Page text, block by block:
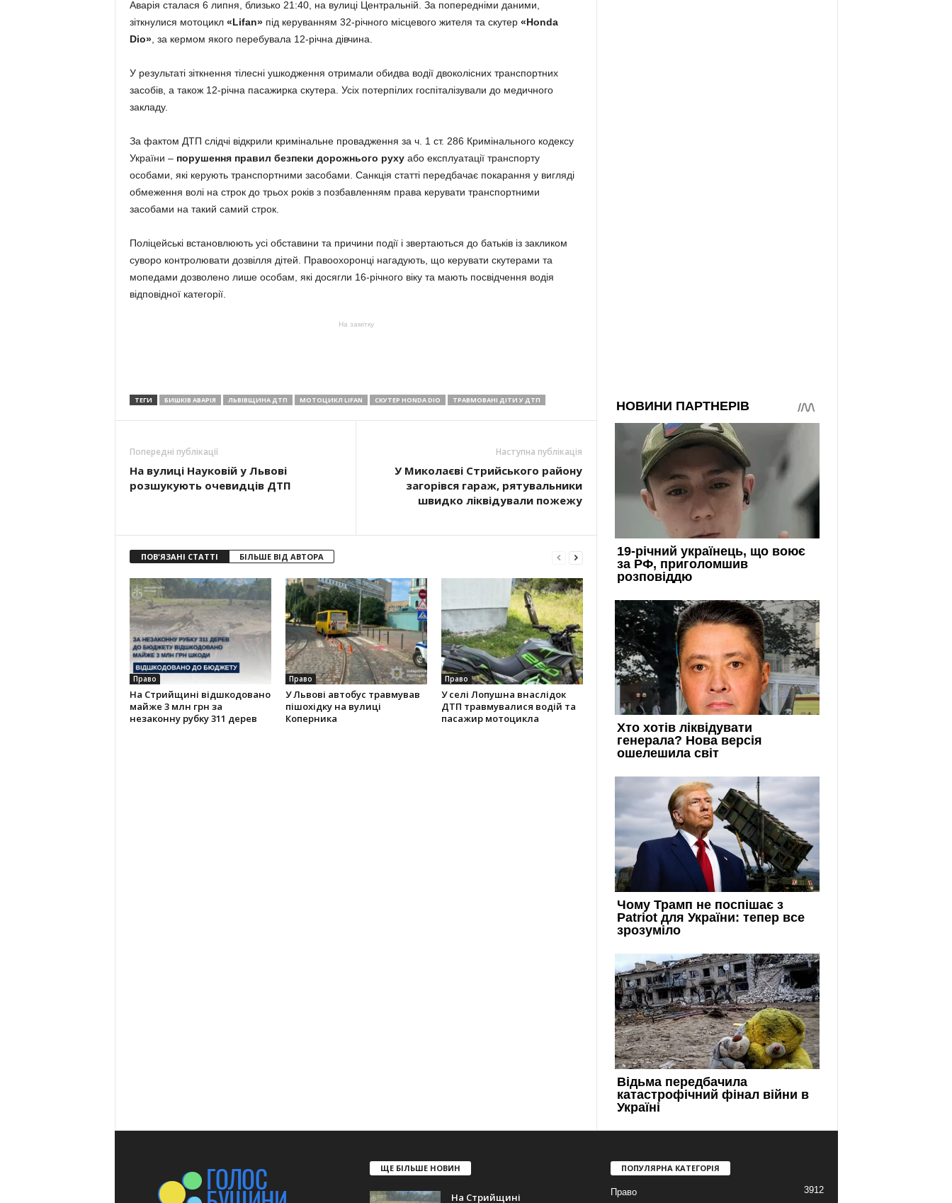
Аварія сталася 6 липня, близько 21:40, на вулиці Центральній. За попередніми даними,
зіткнулися мотоцикл «Lifan»під керуванням 32-річного місцевого жителя та скутер «Honda
Dio», за кермом якого перебувала 12-річна дівчина.
У результаті зіткнення тілесні ушкодження отримали обидва водії двоколісних транспортних
засобів, а також 12-річна пасажирка скутера. Усіх потерпілих госпіталізували до медичного
закладу.
За фактом ДТП слідчі відкрили кримінальне провадження за ч. 1 ст. 286 Кримінального кодексу
України – порушення правил безпеки дорожнього рухуабо експлуатації транспорту
особами, які керують транспортними засобами. Санкція статті передбачає покарання у вигляді
обмеження волі на строк до трьох років з позбавленням права керувати транспортними
засобами на такий самий строк.
Поліцейські встановлюють усі обставини та причини події і звертаються до батьків із закликом
суворо контролювати дозвілля дітей. Правоохоронці нагадують, що керувати скутерами та
мопедами дозволено лише особам, які досягли 16-річного віку та мають посвідчення водія
відповідної категорії.
На замітку
ТЕГИ БИШКІВ АВАРІЯ ЛЬВІВЩИНА ДТП МОТОЦИКЛ LIFAN СКУТЕР HONDA DIO ТРАВМОВАНІ ДІТИ У ДТП
Попередні публікації
На вулиці Науковій у Львові
розшукують очевидців ДТП
Наступна публікація
У Миколаєві Стрийського району
загорівся гараж, рятувальники
швидко ліквідували пожежу
ПОВ'ЯЗАНІ СТАТТІ БІЛЬШЕ ВІД АВТОРА
Право
На Стрийщині відшкодовано
майже 3 млн грн за
незаконну рубку 311 дерев
Право
У Львові автобус травмував
пішохідку на вулиці
Коперника
Право
У селі Лопушна внаслідок
ДТП травмувалися водій та
пасажир мотоцикла
ЩЕ БІЛЬШЕ НОВИН
На Стрийщині
ПОПУЛЯРНА КАТЕГОРІЯ
Право 3912